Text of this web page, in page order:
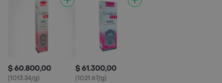
$ 60.800,00
(1013.34/g)
$ 61.300,00
(1021.67/g)